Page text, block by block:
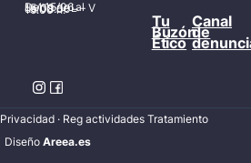
Del 15/06 al 15/09 de L – V de 08:00 – 15:00 h.
Tu
Buzón
Ético
Canal
de
Privacidad · Reg actividades Tratamiento
Diseño Areea.es